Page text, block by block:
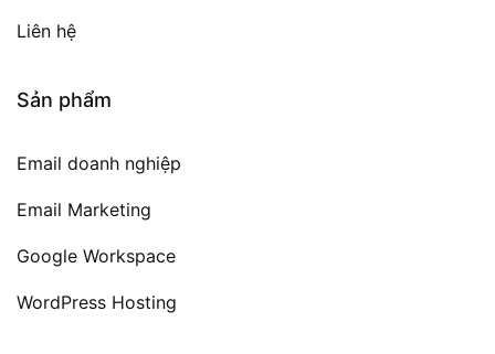
Liên hệ
Sản phẩm
Email doanh nghiệp
Email Marketing
Google Workspace
WordPress Hosting